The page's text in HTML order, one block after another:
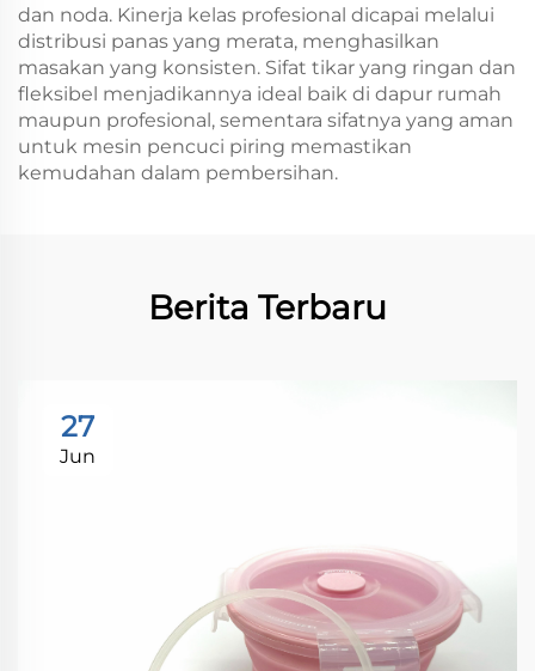
dan noda. Kinerja kelas profesional dicapai melalui
distribusi panas yang merata, menghasilkan
masakan yang konsisten. Sifat tikar yang ringan dan
fleksibel menjadikannya ideal baik di dapur rumah
maupun profesional, sementara sifatnya yang aman
untuk mesin pencuci piring memastikan
kemudahan dalam pembersihan.
Berita Terbaru
27
Jun